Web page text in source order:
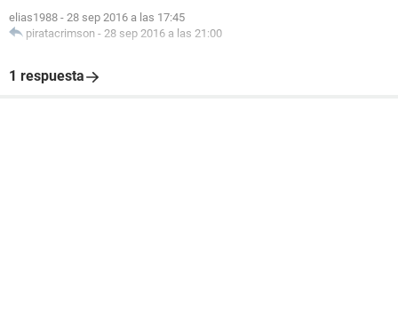
elias1988 - 28 sep 2016 a las 17:45
piratacrimson - 28 sep 2016 a las 21:00
1 respuesta